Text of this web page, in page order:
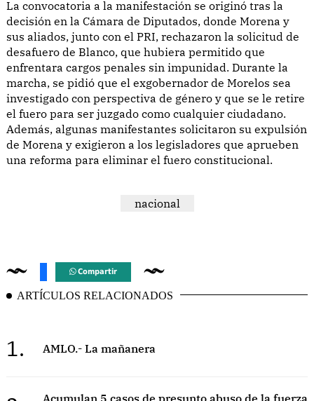
La convocatoria a la manifestación se originó tras la
decisión en la Cámara de Diputados, donde Morena y
sus aliados, junto con el PRI, rechazaron la solicitud de
desafuero de Blanco, que hubiera permitido que
enfrentara cargos penales sin impunidad. Durante la
marcha, se pidió que el exgobernador de Morelos sea
investigado con perspectiva de género y que se le retire
el fuero para ser juzgado como cualquier ciudadano.
Además, algunas manifestantes solicitaron su expulsión
de Morena y exigieron a los legisladores que aprueben
una reforma para eliminar el fuero constitucional.
nacional
Compartir
ARTÍCULOS RELACIONADOS
1. AMLO.- La mañanera